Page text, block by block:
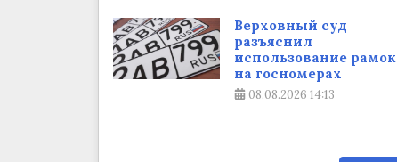
Верховный суд
разъяснил
использование рамок
на госномерах
08.08.2026 14:13